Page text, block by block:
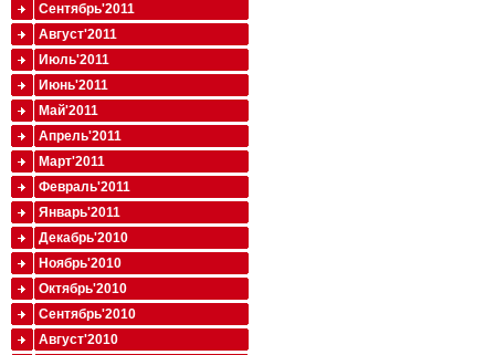
Сентябрь'2011
Август'2011
Июль'2011
Июнь'2011
Май'2011
Апрель'2011
Март'2011
Февраль'2011
Январь'2011
Декабрь'2010
Ноябрь'2010
Октябрь'2010
Сентябрь'2010
Август'2010